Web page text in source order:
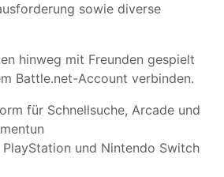
sowie diverse
hinweg mit Freunden gespielt
Battle.net-Account verbinden.
für Schnellsuche, Arcade und
und Nintendo Switch